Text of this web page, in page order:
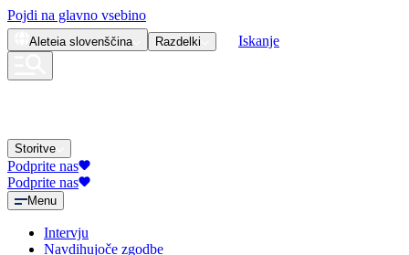
Pojdi na glavno vsebino
Aleteia slovenščina Razdelki Iskanje
Storitve
Podprite nas
Podprite nas
Menu
Intervju
Navdihujoče zgodbe